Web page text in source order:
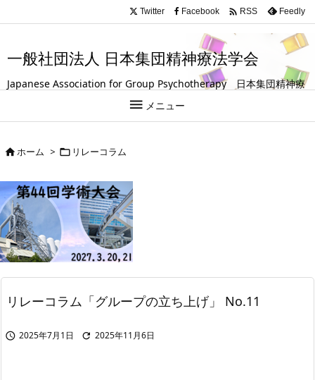
.entry-title, #front-page-title { text-align: left; }
一般社団法人 日本集団精神療法学会
Japanese Association for Group Psychotherapy 日本集団精神療
法学会は、グループ（集団）を活用して人の成長や回復を支援する
試みを探求している学会です。
 メニュー
Twitter Facebook  RSS Feedly
ホーム >  リレーコラム
リレーコラム「グループの立ち上げ」 No.11
 2025年7月1日  2025年11月6日